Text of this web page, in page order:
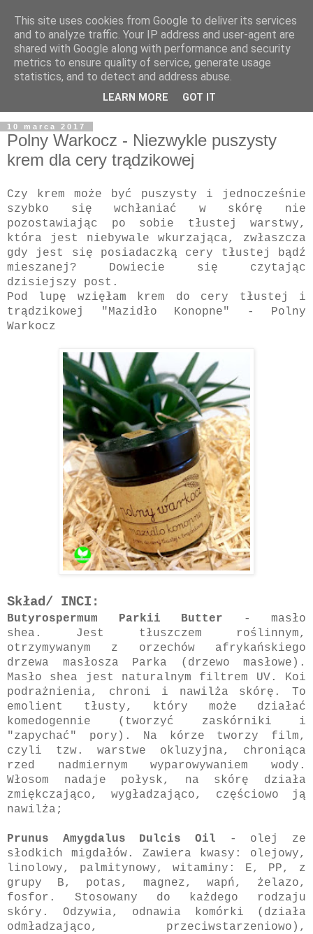
10 marca 2017
Polny Warkocz - Niezwykle puszysty
krem dla cery trądzikowej
Czy krem może być puszysty i jednocześnie
szybko się wchłaniać w skórę nie
pozostawiając po sobie tłustej warstwy,
która jest niebywale wkurzająca, zwłaszcza
gdy jest się posiadaczką cery tłustej bądź
mieszanej? Dowiecie się czytając
dzisiejszy post.
Pod lupę wzięłam krem do cery tłustej i
trądzikowej "Mazidło Konopne" - Polny
Warkocz
Skład/ INCI:
Butyrospermum Parkii Butter - masło
shea. Jest tłuszczem roślinnym,
otrzymywanym z orzechów afrykańskiego
drzewa masłosza Parka (drzewo masłowe).
Masło shea jest naturalnym filtrem UV. Koi
podrażnienia, chroni i nawilża skórę. To
emolient tłusty, który może działać
komedogennie (tworzyć zaskórniki i
"zapychać" pory). Na kórze tworzy film,
czyli tzw. warstwe okluzyjna, chroniąca
rzed nadmiernym wyparowywaniem wody.
Włosom nadaje połysk, na skórę działa
zmiękczająco, wygładzająco, częściowo ją
nawilża;
Prunus Amygdalus Dulcis Oil - olej ze
słodkich migdałów. Zawiera kwasy: olejowy,
linolowy, palmitynowy, witaminy: E, PP, z
grupy B, potas, magnez, wapń, żelazo,
fosfor. Stosowany do każdego rodzaju
skóry. Odzywia, odnawia komórki (działa
odmładzająco, przeciwstarzeniowo),
This site uses cookies from Google to deliver its services
and to analyze traffic. Your IP address and user-agent are
shared with Google along with performance and security
metrics to ensure quality of service, generate usage
statistics, and to detect and address abuse.
LEARN MORE GOT IT